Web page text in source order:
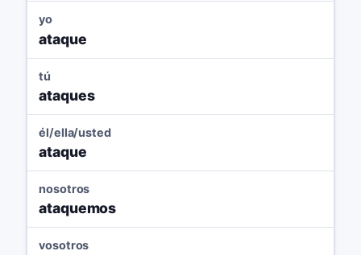
yo
ataque
tú
ataques
él/ella/usted
ataque
nosotros
ataquemos
vosotros